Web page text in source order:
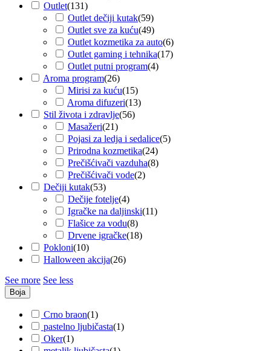
Outlet(131)
Outlet dečiji kutak(59)
Outlet sve za kuću(49)
Outlet kozmetika za auto(6)
Outlet gaming i tehnika(17)
Outlet putni program(4)
Aroma program(26)
Mirisi za kuću(15)
Aroma difuzeri(13)
Stil života i zdravlje(56)
Masažeri(21)
Pojasi za ledja i sedalice(5)
Prirodna kozmetika(24)
Prečišćivači vazduha(8)
Prečišćivači vode(2)
Dečiji kutak(53)
Dečije fotelje(4)
Igračke na daljinski(11)
Flašice za vodu(8)
Drvene igračke(18)
Pokloni(10)
Halloween akcija(26)
See more See less
Boja
Crno braon(1)
pastelno ljubičasta(1)
Oker(1)